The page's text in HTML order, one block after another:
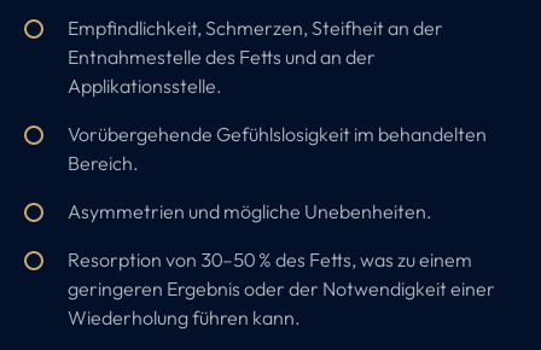
Empfindlichkeit, Schmerzen, Steifheit an der
Entnahmestelle des Fetts und an der
Applikationsstelle.
Vorübergehende Gefühlslosigkeit im behandelten
Bereich.
Asymmetrien und mögliche Unebenheiten.
Resorption von 30–50 % des Fetts, was zu einem
geringeren Ergebnis oder der Notwendigkeit einer
Wiederholung führen kann.